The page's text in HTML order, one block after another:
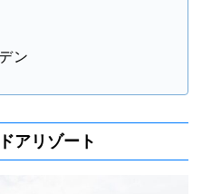
ン
アリゾート